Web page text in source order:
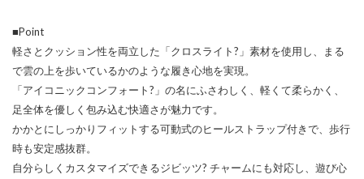
■Point
軽さとクッション性を両立した「クロスライト?」素材を使用し、まる
で雲の上を歩いているかのような履き心地を実現。
「アイコニックコンフォート?」の名にふさわしく、軽くて柔らかく、
足全体を優しく包み込む快適さが魅力です。
かかとにしっかりフィットする可動式のヒールストラップ付きで、歩行
時も安定感抜群。
自分らしくカスタマイズできるジビッツ? チャームにも対応し、遊び心